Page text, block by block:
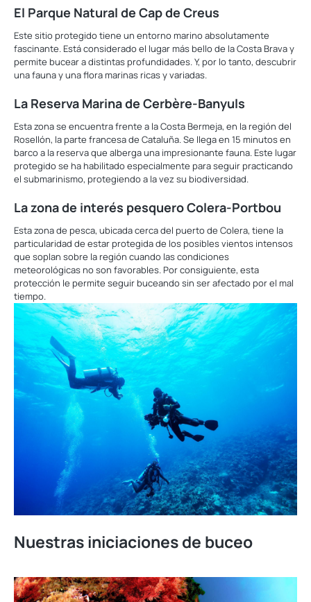
El Parque Natural de Cap de Creus
Este sitio protegido tiene un entorno marino absolutamente
fascinante. Está considerado el lugar más bello de la Costa Brava y
permite bucear a distintas profundidades. Y, por lo tanto, descubrir
una fauna y una flora marinas ricas y variadas.
La Reserva Marina de Cerbère-Banyuls
Esta zona se encuentra frente a la Costa Bermeja, en la región del
Rosellón, la parte francesa de Cataluña. Se llega en 15 minutos en
barco a la reserva que alberga una impresionante fauna. Este lugar
protegido se ha habilitado especialmente para seguir practicando
el submarinismo, protegiendo a la vez su biodiversidad.
La zona de interés pesquero Colera-Portbou
Esta zona de pesca, ubicada cerca del puerto de Colera, tiene la
particularidad de estar protegida de los posibles vientos intensos
que soplan sobre la región cuando las condiciones
meteorológicas no son favorables. Por consiguiente, esta
protección le permite seguir buceando sin ser afectado por el mal
tiempo.
Nuestras iniciaciones de buceo